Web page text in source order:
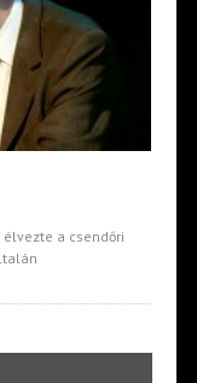
a csendőri